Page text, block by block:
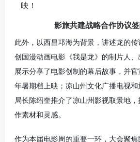
影旅共建战略合作协议
此外，以西昌邛海为背景，讲述龙的
创国漫动画电影《我是龙》的制片人
展示分享了电影创制的幕后故事，并
年暑期档上映；凉山州文化广播电视和
局长陈绍奎推介了凉山州影视取景地
作素材和灵感。
作为本届电影周的重要一环，大会聚